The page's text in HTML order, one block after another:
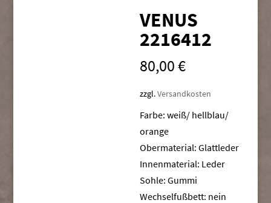
VENUS
2216412
80,00€
zzgl.Versandkosten
Farbe: weiß/ hellblau/
orange
Obermaterial: Glattleder
Innenmaterial: Leder
Sohle: Gummi
Wechselfußbett: nein